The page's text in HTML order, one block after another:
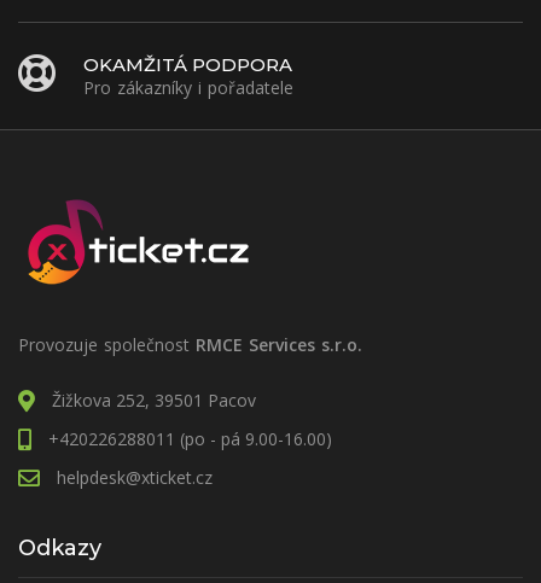
OKAMŽITÁ PODPORA
Pro zákazníky i pořadatele
Provozuje společnost RMCE Services s.r.o.
Žižkova 252, 39501 Pacov
+420226288011 (po - pá 9.00-16.00)
helpdesk@xticket.cz
Odkazy